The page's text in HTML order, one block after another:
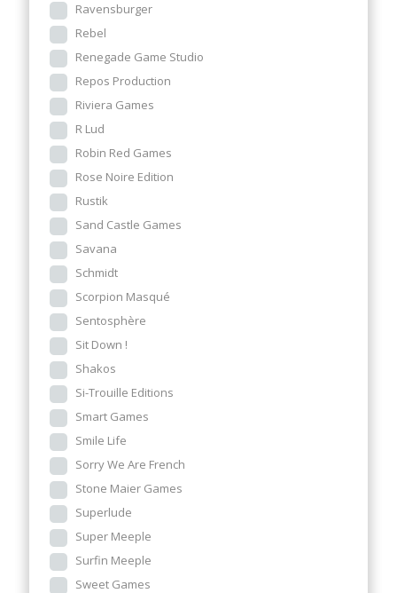
Ravensburger
Rebel
Renegade Game Studio
Repos Production
Riviera Games
R Lud
Robin Red Games
Rose Noire Edition
Rustik
Sand Castle Games
Savana
Schmidt
Scorpion Masqué
Sentosphère
Sit Down !
Shakos
Si-Trouille Editions
Smart Games
Smile Life
Sorry We Are French
Stone Maier Games
Superlude
Super Meeple
Surfin Meeple
Sweet Games